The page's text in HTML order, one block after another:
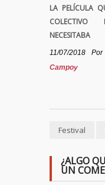
LA PELÍCULA
COLECTIVO
NECESITABA
11/07/2018 Por
Campoy
Festival
¿ALGO
UN